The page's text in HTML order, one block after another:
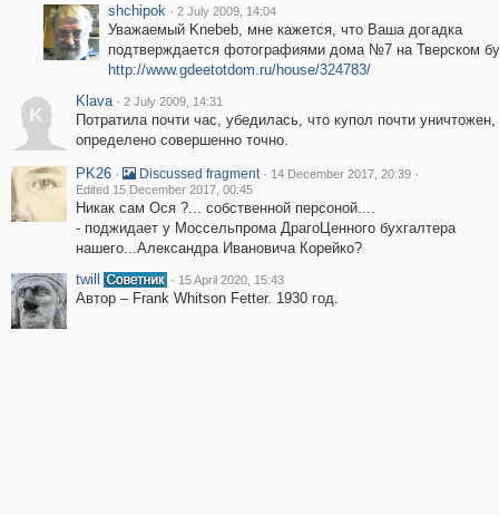
shchipok · 2 July 2009, 14:04
Уважаемый Knebeb, мне кажется, что Ваша догадка
подтверждается фотографиями дома №7 на Тверском
http://www.gdeetotdom.ru/house/324783/
K
Klava · 2 July 2009, 14:31
Потратила почти час, убедилась, что купол почти
определено совершенно точно.
PK26 · Discussed fragment · 14 December 2017, 20:39 ·
Edited 15 December 2017, 00:45
Никак сам Ося ?... собственной персоной....
- поджидает у Моссельпрома ДрагоЦенного бухгалтера
нашего...Александра Ивановича Корейко?
twill
· 15 April 2020, 15:43
Автор – Frank Whitson Fetter. 1930 год.